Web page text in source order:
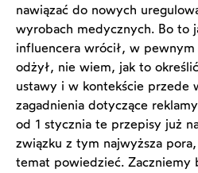
nawiązać do nowych
wyrobach medycznych. Bo to
influencera wrócił, w pewnym
odżył, nie wiem, jak to
ustawy i w kontekście przede
zagadnienia dotyczące
od 1 stycznia te przepisy już
związku z tym najwyższa
temat powiedzieć. Zaczniemy